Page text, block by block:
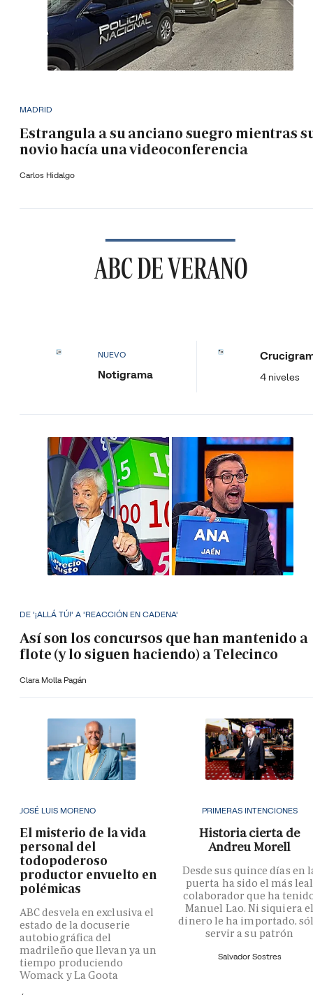
MADRID
Estrangula a su anciano suegro mientras
novio hacía una videoconferencia
Carlos Hidalgo
ABC DE VERANO
NUEVO
Notigrama 4 niveles
DE '¡ALLÁ TÚ!' A 'REACCIÓN EN CADENA'
Así son los concursos que han mantenido a
flote (y lo siguen haciendo) a Telecinco
Clara Molla Pagán
JOSÉ LUIS MORENO
El misterio de la vida
personal del
todopoderoso
productor envuelto en
polémicas
ABC desvela en exclusiva el
estado de la docuserie
autobiográfica del
madrileño que llevan ya un
tiempo produciendo
Womack y La Goota
PRIMERAS INTENCIONES
Historia cierta de
Andreu Morell
Desde sus quince días en
puerta ha sido el más leal
colaborador que ha
Manuel Lao. Ni siquiera
dinero le ha importado,
servir a su patrón
Salvador Sostres